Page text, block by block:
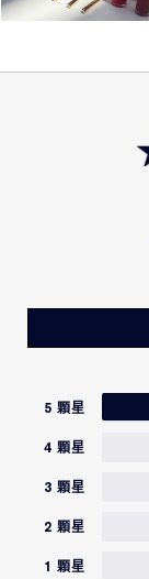
5 顆星
4 顆星
3 顆星
2 顆星
1 顆星